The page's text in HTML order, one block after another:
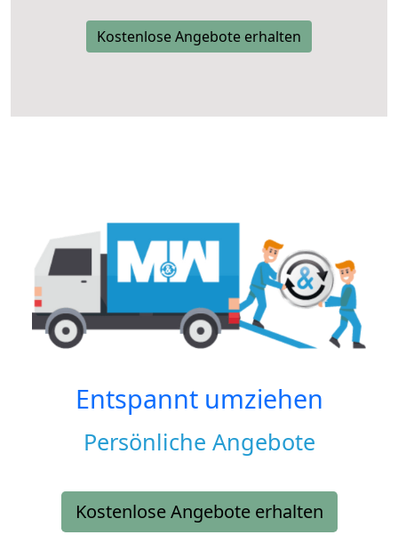
Kostenlose Angebote erhalten
Entspannt umziehen
Persönliche Angebote
Kostenlose Angebote erhalten